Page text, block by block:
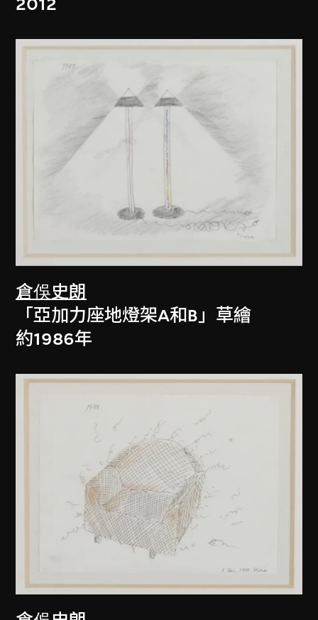
2012
倉俁史朗
「亞加力座地燈架A和B」草繪
約1986年